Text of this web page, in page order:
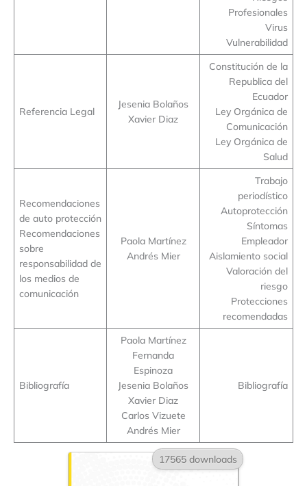
Profesionales
Virus
Vulnerabilidad
Referencia Legal
Jesenia Bolaños
Xavier Diaz
Constitución de la
Republica del
Ecuador
Ley Orgánica de
Comunicación
Ley Orgánica de
Salud
Recomendaciones
de auto protección
Recomendaciones
sobre
responsabilidad de
los medios de
comunicación
Paola Martínez
Andrés Mier
Trabajo
periodístico
Autoprotección
Síntomas
Empleador
Aislamiento social
Valoración del
riesgo
Protecciones
recomendadas
Bibliografía
Paola Martínez
Fernanda
Espinoza
Jesenia Bolaños
Xavier Diaz
Carlos Vizuete
Andrés Mier
Bibliografía
17565 downloads